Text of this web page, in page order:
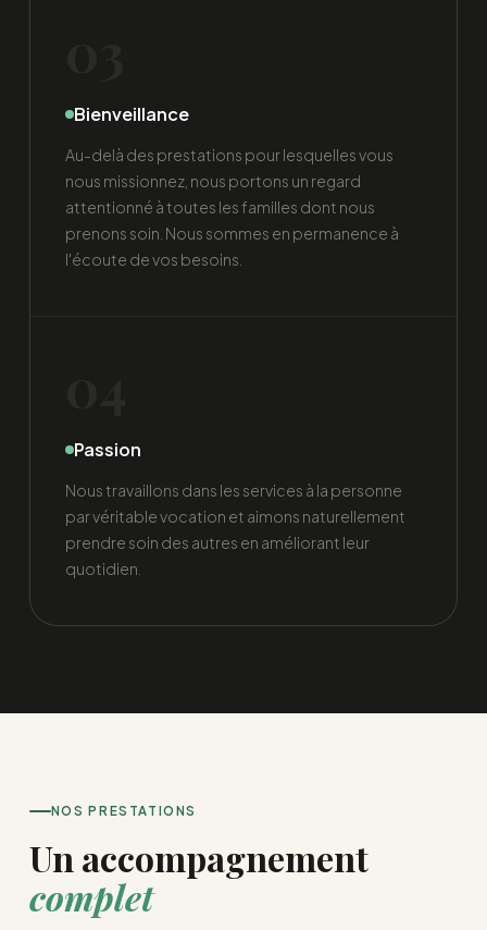
Bienveillance
Au-delà des prestations pour lesquelles vous
nous missionnez, nous portons un regard
attentionné à toutes les familles dont nous
prenons soin. Nous sommes en permanence à
l'écoute de vos besoins.
Passion
Nous travaillons dans les services à la personne
par véritable vocation et aimons naturellement
prendre soin des autres en améliorant leur
quotidien.
NOS PRESTATIONS
Un accompagnement
complet